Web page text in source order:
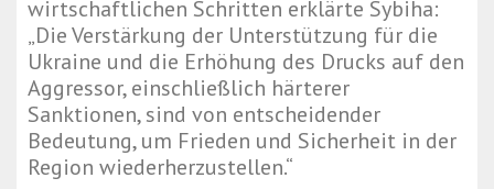
wirtschaftlichen Schritten erklärte Sybiha:
„Die Verstärkung der Unterstützung für die
Ukraine und die Erhöhung des Drucks auf den
Aggressor, einschließlich härterer
Sanktionen, sind von entscheidender
Bedeutung, um Frieden und Sicherheit in der
Region wiederherzustellen.“